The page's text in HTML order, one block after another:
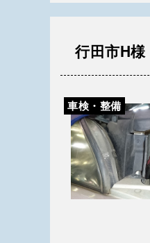
行田市H
車検・整備